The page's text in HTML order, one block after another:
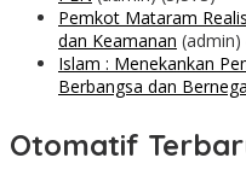
Pemkot Mataram
dan Keamanan (admin)
Islam : Menekankan
Berbangsa dan
Otomatif